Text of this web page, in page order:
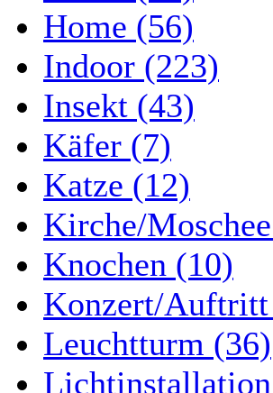
Home (56)
Indoor (223)
Insekt (43)
Käfer (7)
Katze (12)
Kirche/
Knochen (10)
Konzert/
Leuchtturm (36)